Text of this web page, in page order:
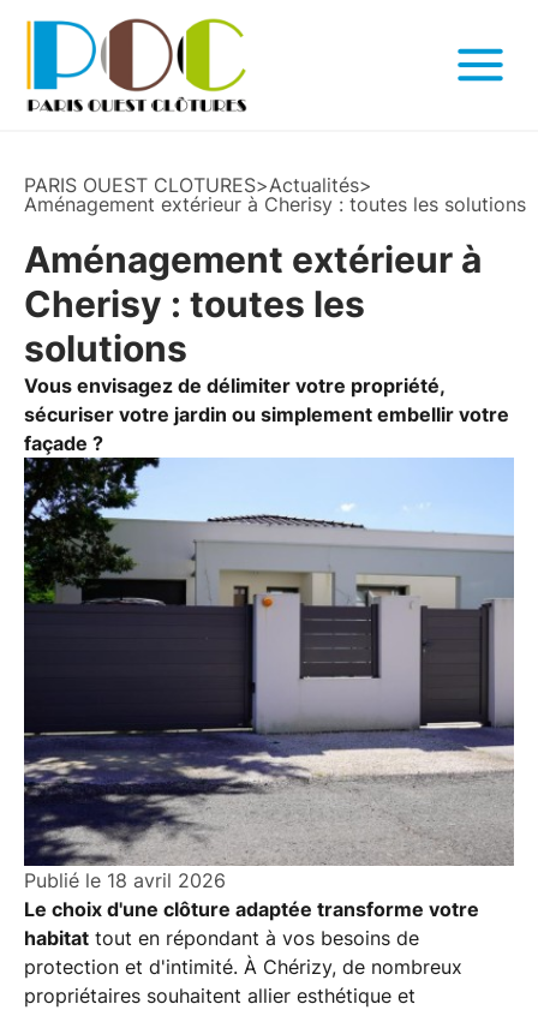
PARIS OUEST CLOTURES>Actualités>
Aménagement extérieur à Cherisy : toutes les solutions
Aménagement extérieur à
Cherisy : toutes les
solutions
Vous envisagez de délimiter votre propriété,
sécuriser votre jardin ou simplement embellir votre
façade ?
Publié le 18 avril 2026
Le choix d'une clôture adaptée transforme votre
habitat tout en répondant à vos besoins de
protection et d'intimité. À Chérizy, de nombreux
propriétaires souhaitent allier esthétique et